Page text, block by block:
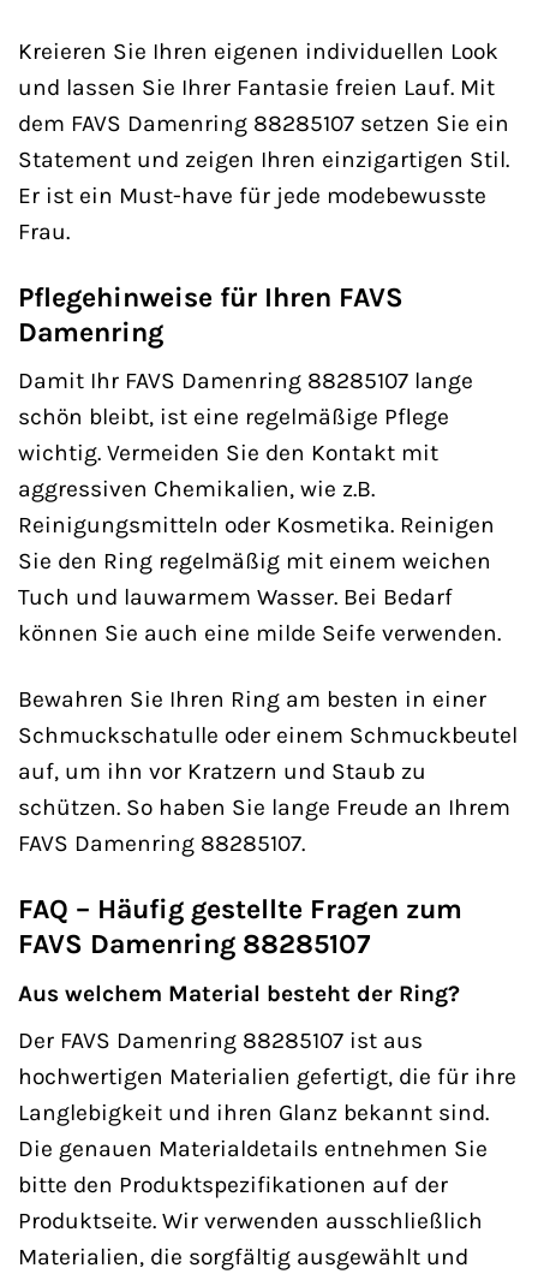
Kreieren Sie Ihren eigenen individuellen Look
und lassen Sie Ihrer Fantasie freien Lauf. Mit
dem FAVS Damenring 88285107 setzen Sie ein
Statement und zeigen Ihren einzigartigen Stil.
Er ist ein Must-have für jede modebewusste
Frau.
Pflegehinweise für Ihren FAVS
Damenring
Damit Ihr FAVS Damenring 88285107 lange
schön bleibt, ist eine regelmäßige Pflege
wichtig. Vermeiden Sie den Kontakt mit
aggressiven Chemikalien, wie z.B.
Reinigungsmitteln oder Kosmetika. Reinigen
Sie den Ring regelmäßig mit einem weichen
Tuch und lauwarmem Wasser. Bei Bedarf
können Sie auch eine milde Seife verwenden.
Bewahren Sie Ihren Ring am besten in einer
Schmuckschatulle oder einem Schmuckbeutel
auf, um ihn vor Kratzern und Staub zu
schützen. So haben Sie lange Freude an Ihrem
FAVS Damenring 88285107.
FAQ – Häufig gestellte Fragen zum
FAVS Damenring 88285107
Aus welchem Material besteht der Ring?
Der FAVS Damenring 88285107 ist aus
hochwertigen Materialien gefertigt, die für ihre
Langlebigkeit und ihren Glanz bekannt sind.
Die genauen Materialdetails entnehmen Sie
bitte den Produktspezifikationen auf der
Produktseite. Wir verwenden ausschließlich
Materialien, die sorgfältig ausgewählt und